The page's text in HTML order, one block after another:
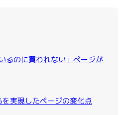
るのに買われない」ページが
実現したページの変化点